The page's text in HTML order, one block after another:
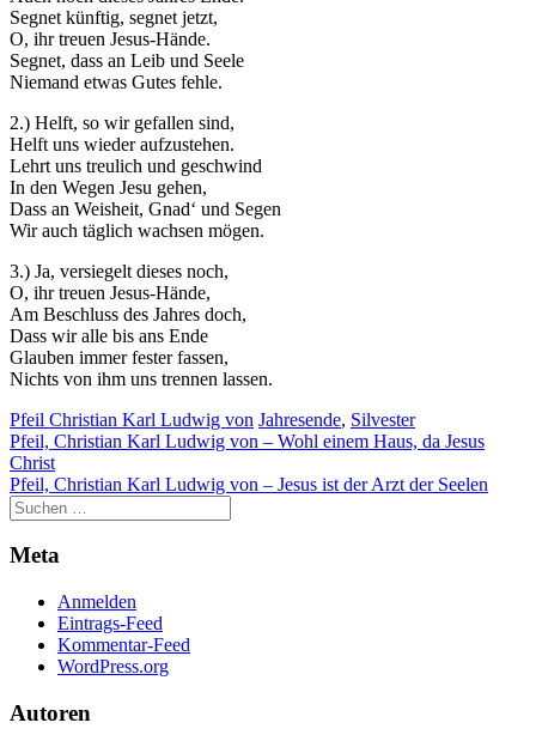
Segnet künftig, segnet jetzt,
O, ihr treuen Jesus-Hände.
Segnet, dass an Leib und Seele
Niemand etwas Gutes fehle.
2.) Helft, so wir gefallen sind,
Helft uns wieder aufzustehen.
Lehrt uns treulich und geschwind
In den Wegen Jesu gehen,
Dass an Weisheit, Gnad‘ und Segen
Wir auch täglich wachsen mögen.
3.) Ja, versiegelt dieses noch,
O, ihr treuen Jesus-Hände,
Am Beschluss des Jahres doch,
Dass wir alle bis ans Ende
Glauben immer fester fassen,
Nichts von ihm uns trennen lassen.
Pfeil Christian Karl Ludwig von Jahresende, Silvester
Beitragsnavigation
Pfeil, Christian Karl Ludwig von – Wohl einem Haus, da Jesus
Christ
Pfeil, Christian Karl Ludwig von – Jesus ist der Arzt der Seelen
Meta
Anmelden
Eintrags-Feed
Kommentar-Feed
WordPress.org
Autoren
Diese
Cookies
sind nicht
optional.
Sie werden
benötigt,
Website
funktioniert.
Statistik
Mit diesen
Cookies
Funktionsweise
und Struktur
der Website
auf Basis der
verbessern.